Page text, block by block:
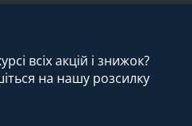
всіх акцій і знижок?
на нашу розсилку